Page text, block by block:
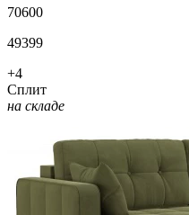
70600
49399
+4
Сплит
на складе